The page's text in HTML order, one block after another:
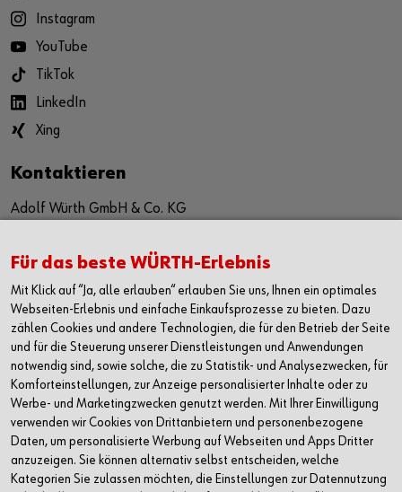
Instagram
YouTube
TikTok
LinkedIn
Xing
Kontaktieren
Adolf Würth GmbH & Co. KG
74653 Künzelsau-Gaisbach
Deutschland
Alle Kontaktmöglichkeiten
+49 7940 15-2400
info@wuerth.com
Für das beste WÜRTH-Erlebnis
Mit Klick auf “Ja, alle erlauben“ erlauben Sie uns, Ihnen ein optimales
Webseiten-Erlebnis und einfache Einkaufsprozesse zu bieten. Dazu
zählen Cookies und andere Technologien, die für den Betrieb der Seite
und für die Steuerung unserer Dienstleistungen und Anwendungen
notwendig sind, sowie solche, die zu Statistik- und Analysezwecken, für
Komforteinstellungen, zur Anzeige personalisierter Inhalte oder zu
Werbe- und Marketingzwecken genutzt werden. Mit Ihrer Einwilligung
verwenden wir Cookies von Drittanbietern und personenbezogene
Daten, um personalisierte Werbung auf Webseiten und Apps Dritter
anzuzeigen. Sie können alternativ selbst entscheiden, welche
Kategorien Sie zulassen möchten, die Einstellungen zur Datennutzung